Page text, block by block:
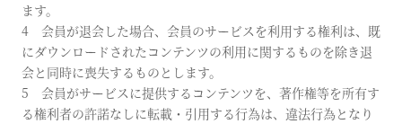
ます。
4 会員が退会した場合、会員のサービスを利用する権利は、既
にダウンロードされたコンテンツの利用に関するものを除き退
会と同時に喪失するものとします。
5 会員がサービスに提供するコンテンツを、著作権等を所有す
る権利者の許諾なしに転載・引用する行為は、違法行為となり